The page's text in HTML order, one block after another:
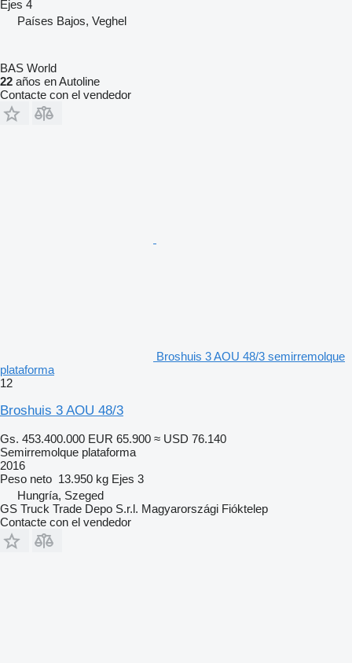
Ejes 4
Países Bajos, Veghel
BAS World
22 años en Autoline
Contacte con el vendedor
Broshuis 3 AOU 48/3 semirremolque
plataforma
12
Broshuis 3 AOU 48/3
Gs. 453.400.000 EUR 65.900 ≈ USD 76.140
Semirremolque plataforma
2016
Peso neto 13.950 kg Ejes 3
Hungría, Szeged
GS Truck Trade Depo S.r.l. Magyarországi Fióktelep
Contacte con el vendedor